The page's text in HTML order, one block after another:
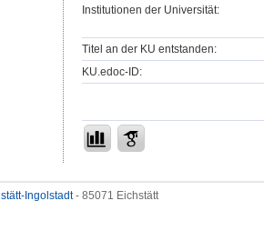
Institutionen der Universität:
Titel an der KU entstanden:
KU.edoc-ID:
Ingolstadt- 85071 Eichstätt